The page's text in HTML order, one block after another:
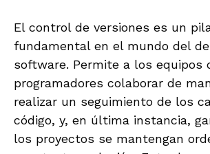
El control de versiones es un
fundamental en el mundo del
software. Permite a los equipos
programadores colaborar de
realizar un seguimiento de los
código, y, en última instancia,
los proyectos se mantengan